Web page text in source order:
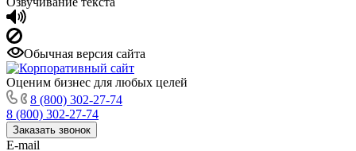
Обычная версия сайта
Оценим бизнес для любых целей
8 (800) 302-27-74
8 (800) 302-27-74
Заказать звонок
E-mail